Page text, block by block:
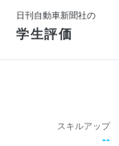
日刊自動車新聞社の
学生評価
スキルアップ
--